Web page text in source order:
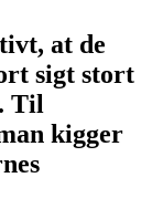
at de
sigt stort
Til
kigger